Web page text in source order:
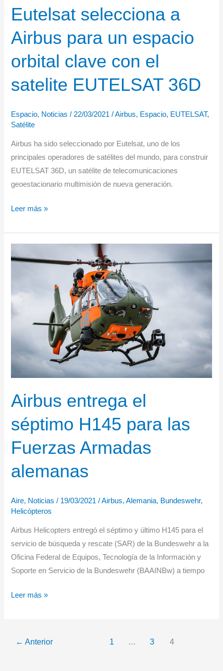
helicóptero
H225M
Eutelsat selecciona a
Airbus para un espacio
orbital clave con el
satelite EUTELSAT 36D
Espacio, Noticias / 22/03/2021/Airbus, Espacio, EUTELSAT,
Satélite
Airbus ha sido seleccionado por Eutelsat, uno de los
principales operadores de satélites del mundo, para construir
EUTELSAT 36D, un satélite de telecomunicaciones
geoestacionario multimisión de nueva generación.
Eutelsat
a
para
orbital
satelite
EUTELSAT
Leer más »
Airbus entrega el
séptimo H145 para las
Fuerzas Armadas
alemanas
Aire, Noticias / 19/03/2021/Airbus,Alemania, Bundeswehr,
Helicópteros
Airbus Helicopters entregó el séptimo y último H145 para el
servicio de búsqueda y rescate (SAR) de la Bundeswehr a la
Oficina Federal de Equipos, Tecnología de la Información y
Soporte en Servicio de la Bundeswehr (BAAINBw) a tiempo
Airbus
Leer más »
← Anterior 1 … 3 4